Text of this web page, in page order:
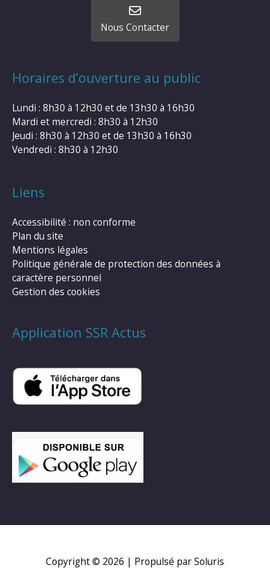
Nous Contacter
Horaires d’ouverture au public
Lundi : 8h30 à 12h30 et de 13h30 à 16h30
Mardi et mercredi : 8h30 à 12h30
Jeudi : 8h30 à 12h30 et de 13h30 à 16h30
Vendredi : 8h30 à 12h30
Liens
Accessibilité : non conforme
Plan du site
Mentions légales
Politique générale de protection des données à
caractère personnel
Gestion des cookies
Application SSR Actus
Copyright © 2026 | Propulsé par Soluris